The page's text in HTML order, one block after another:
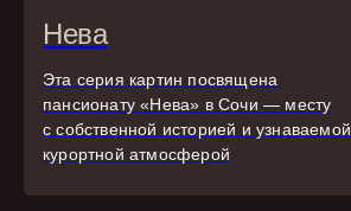
Нева
Эта серия картин посвящена
пансионату «Нева» в Сочи — месту
с собственной историей и узнаваемой
курортной атмосферой